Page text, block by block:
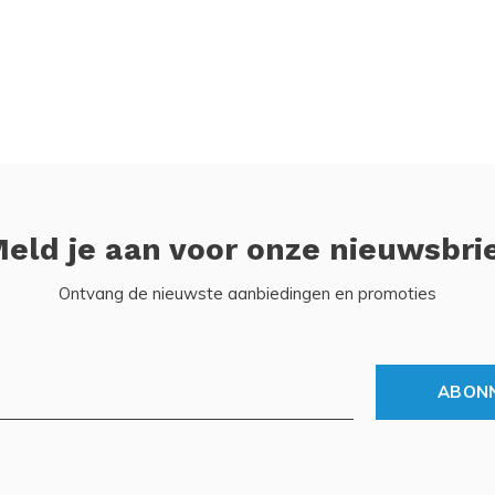
je aan voor onze
Ontvang de nieuwste aanbiedingen en promoties